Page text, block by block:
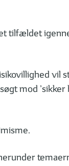
tilfældet
vil
mod ’sikker